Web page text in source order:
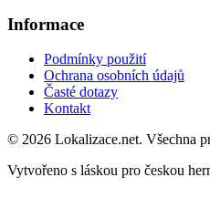
Informace
Podmínky použití
Ochrana osobních údajů
Časté dotazy
Kontakt
© 2026 Lokalizace.net. Všechna
Vytvořeno s láskou pro českou